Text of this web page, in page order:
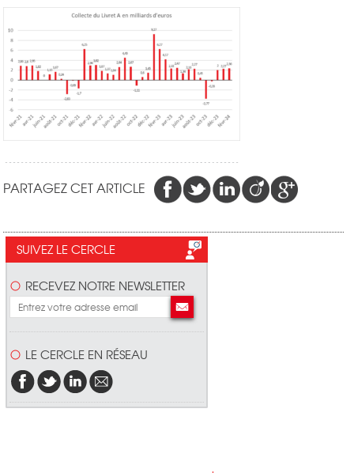
PARTAGEZ CET ARTICLE
SUIVEZ LE CERCLE
RECEVEZ NOTRE NEWSLETTER
LE CERCLE EN RÉSEAU